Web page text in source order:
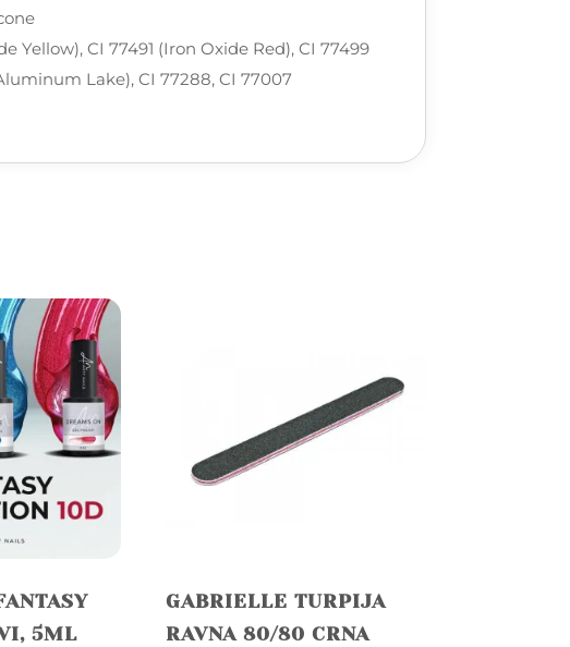
Yellow), CI 77491 (Iron Oxide Red), CI 77499
Lake), CI 77288, CI 77007
5ML
GABRIELLE TURPIJA
RAVNA 80/80 CRNA